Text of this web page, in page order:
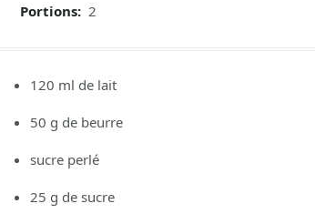
Portions: 2
120 ml de lait
50 g de beurre
sucre perlé
25 g de sucre